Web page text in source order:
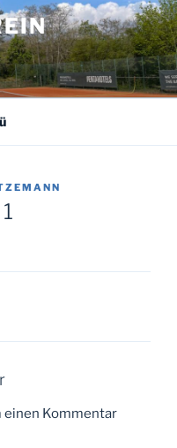
einen Kommentar